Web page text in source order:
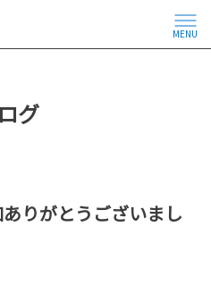
MENU
グ
りがとうございまし